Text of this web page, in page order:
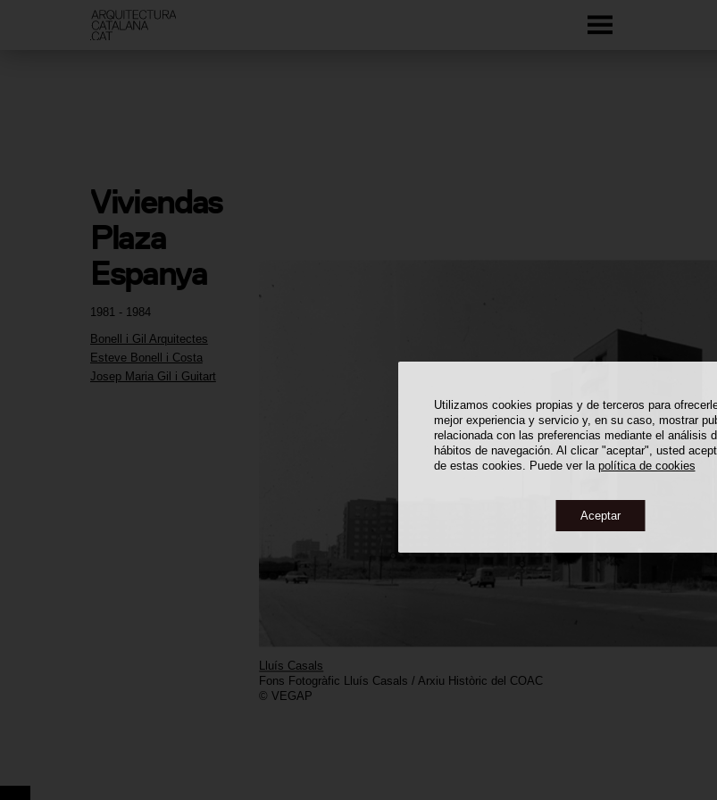
Utilizamos cookies propias y de terceros para
mejor experiencia y servicio y, en su caso, mostrar
relacionada con las preferencias mediante el análisis
hábitos de navegación. Al clicar "aceptar", usted
de estas cookies. Puede ver la política de cookies
Aceptar
1981 - 1984
Bonell i Gil Arquitectes
Esteve Bonell i Costa
Josep Maria Gil i Guitart
Viviendas
Plaza
Espanya
Lluís Casals
Fons Fotogràfic Lluís Casals / Arxiu Històric del COAC
© VEGAP